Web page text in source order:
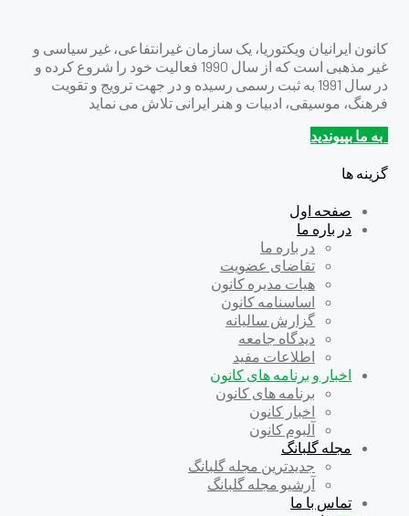
کانون ايرانيان ویکتوریا، یک سازمان غيرانتفاعى، غير سياسى و
غير مذهبى است که از سال 1990 فعالیت خود را شروع کرده و
در سال 1991 به ثبت رسمی رسيده و در جهت ترويج و تقويت
فرهنگ، موسيقى، ادبيات و هنر ايرانى تلاش می نماید
به ما بپیوندید
گزینه ها
صفحه اول
در باره ما
در باره ما
تقاضای عضویت
هیات مدیره کانون
اساسنامه کانون
گزارش سالیانه
دیدگاه جامعه
اطلاعات مفید
اخبار و برنامه های کانون
برنامه های کانون
اخبار کانون
آلبوم کانون
مجله گلبانگ
جدیدترین مجله گلبانگ
آرشیو مجله گلبانگ
تماس با ما